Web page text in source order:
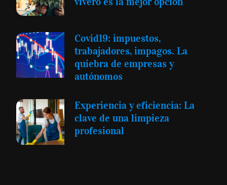
Covid19: impuestos,
trabajadores, impagos. La
quiebra de empresas y
autónomos
Experiencia y eficiencia: La
clave de una limpieza
profesional